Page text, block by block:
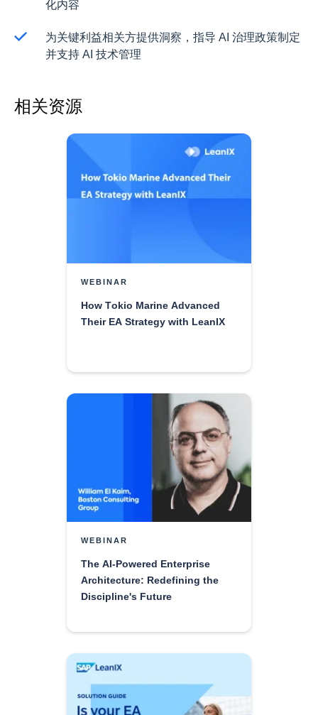
化内容
为关键利益相关方提供洞察，指导 AI 治理政策制定
并支持 AI 技术管理
相关资源
WEBINAR
How Tokio Marine Advanced
Their EA Strategy with LeanIX
WEBINAR
The AI-Powered Enterprise
Architecture: Redefining the
Discipline's Future